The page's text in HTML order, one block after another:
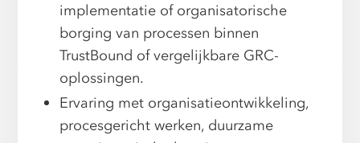
implementatie of organisatorische
borging van processen binnen
TrustBound of vergelijkbare GRC-
oplossingen.
Ervaring met organisatieontwikkeling,
procesgericht werken, duurzame